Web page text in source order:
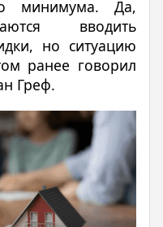
минимума. Да,
вводить
но ситуацию
ранее говорил
Греф.